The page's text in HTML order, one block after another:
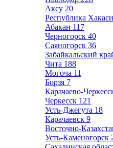
Аксу 20
Республика
Абакан 117
Черногорск 40
Саяногорск 36
Забайкальский
Чита 188
Могоча 11
Борзя 7
Карачаево-
Черкесск 121
Усть-Джегута 18
Карачаевск 9
Восточно-
Усть-Каменогорск